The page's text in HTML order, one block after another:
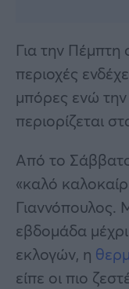
Για την Πέμπτη
περιοχές
μπόρες ενώ
περιορίζεται
Από το
«καλό
Γιαννόπουλος.
εβδομάδα
εκλογών, η
είπε οι πιο